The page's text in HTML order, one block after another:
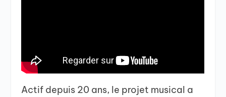
Actif depuis 20 ans, le projet musical a